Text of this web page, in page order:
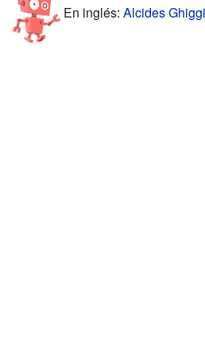
En inglés: Alcides